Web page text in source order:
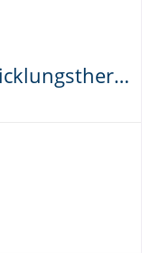
Praxis für Lern- und Entwicklungstherapie Müncheberg